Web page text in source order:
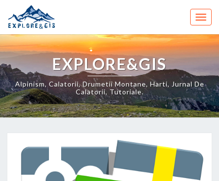
content
EXPLORE&GIS
Alpinism, Calatorii, Drumetii Montane, Harti, Jurnal De
Calatorii, Tutoriale.